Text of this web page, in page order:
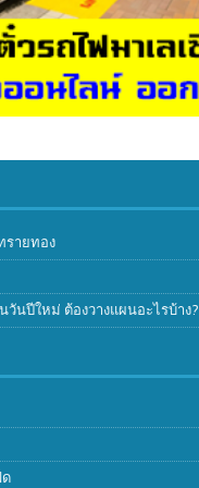
รายทอง
วันปีใหม่ ต้องวางแผนอะไรบ้าง?
ด